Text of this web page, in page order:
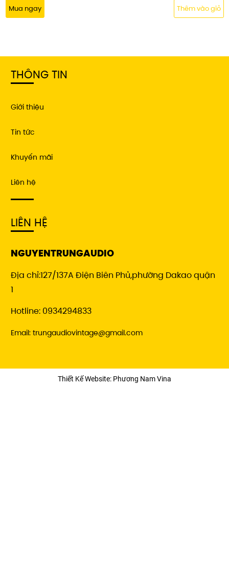
Mua ngay Thêm vào giỏ
THÔNG TIN
Giới thiệu
Tin tức
Khuyến mãi
Liên hệ
LIÊN HỆ
NGUYENTRUNGAUDIO
Địa chỉ:127/137A Điện Biên Phủ,phường Dakao quận
1
Hotline: 0934294833
Email: trungaudiovintage@gmail.com
Thiết Kế Website: Phương Nam Vina